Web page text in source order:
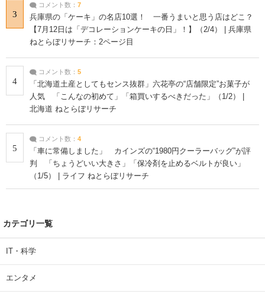
3
コメント数： 7
兵庫県の「ケーキ」の名店10選！ 一番うまいと思う店はどこ？
【7月12日は「デコレーションケーキの日」！】（2/4） | 兵庫県
ねとらぼリサーチ：2ページ目
4
コメント数： 5
「北海道土産としてもセンス抜群」六花亭の“店舗限定”お菓子が
人気 「こんなの初めて」「箱買いするべきだった」（1/2） |
北海道 ねとらぼリサーチ
5
コメント数： 4
「車に常備しました」 カインズの“1980円クーラーバッグ”が評
判 「ちょうどいい大きさ」「保冷剤を止めるベルトが良い」
（1/5） | ライフ ねとらぼリサーチ
カテゴリ一覧
IT・科学
エンタメ